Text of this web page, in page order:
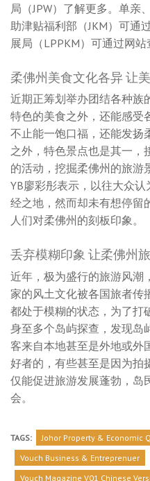
局（JPW）了解更多。单亲
助津贴福利部（JKM）可通
展局（LPPKM）可通过网站
柔佛州美食文化各异 让
近期正筹划举办团结各种族
特色的美食之外，还能感受
不止能一饱口福，还能发扬
之外，特色景点也是其一，
的活动，挖掘柔佛州的旅游
YB廖彩彤表示，以往大众
经之地，然而却未有想停留
人们对柔佛州的刻板印象。
丢弃模糊印象 让柔佛州
近年，极为盛行的旅游风潮
家的风土文化被各国旅者传
都处于模糊的状态，为了打
身至多个岛屿探查，发现岛
客来自本地甚至是外地或外
好者的，有些甚至是因为拍
仅能促进旅游发展蓬勃，岛
会。
TAGS: Johor Property & Economic
Vouch Business & Entreprenuer
Vouch Magazine V01 Chinese